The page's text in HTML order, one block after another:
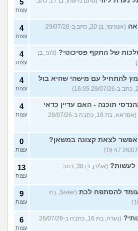
עצות
(אנונימי, בן 20, כתב ב-29/07/26
4
עצות
של התקף פסיכוטי? (ג'וני, בן
4
עצות
להתחיל עם מישהי שהיא בול
4
עצות
תוכנה - האם עדיין כדאי
(אסראא, בת 18, כתבה ב-29/07/26
4
עצות
אפשר לצאת קצונה במשאן? 0
עצות
לעשות?
(אלירן, בן 30, כתב
13
עצות
להסתפח לכת
(Sister, בת
9
עצות
(נערה, בת 16, כתבה ב-26/07/26
6
עצות